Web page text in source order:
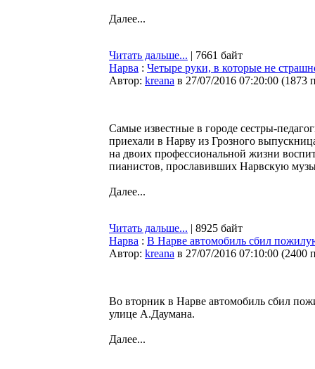
Далее...
Читать дальше... | 7661 байт
Нарва : Четыре руки, в которые не
Автор: kreana в 27/07/2016 07:20:00 (1873
Самые известные в городе сестры-
приехали в Нарву из Грозного
на двоих профессиональной жизни
пианистов, прославивших Нарвскую
Далее...
Читать дальше... | 8925 байт
Нарва : В Нарве автомобиль сбил
Автор: kreana в 27/07/2016 07:10:00 (2400
Во вторник в Нарве автомобиль сбил
улице А.Даумана.
Далее...